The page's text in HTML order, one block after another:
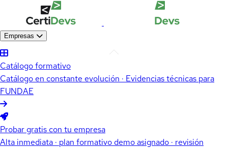
Empresas
Catálogo formativo
Catálogo en constante evolución · Evidencias técnicas para
FUNDAE
Probar gratis con tu empresa
Alta inmediata · plan formativo demo asignado · revisión